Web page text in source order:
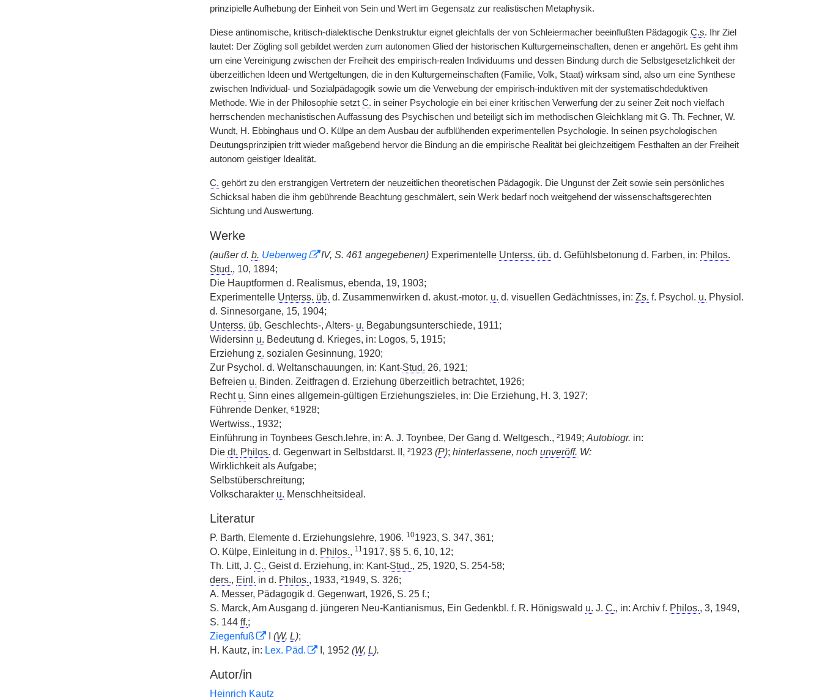
prinzipielle Aufhebung der Einheit von Sein und Wert im Gegensatz zur realistischen Metaphysik.
Diese antinomische, kritisch-dialektische Denkstruktur eignet gleichfalls der von Schleiermacher beeinflußten Pädagogik C.s. Ihr Ziel
lautet: Der Zögling soll gebildet werden zum autonomen Glied der historischen Kulturgemeinschaften, denen er angehört. Es geht ihm
um eine Vereinigung zwischen der Freiheit des empirisch-realen Individuums und dessen Bindung durch die Selbstgesetzlichkeit der
überzeitlichen Ideen und Wertgeltungen, die in den Kulturgemeinschaften (Familie, Volk, Staat) wirksam sind, also um eine Synthese
zwischen Individual- und Sozialpädagogik sowie um die Verwebung der empirisch-induktiven mit der systematischdeduktiven
Methode. Wie in der Philosophie setzt C. in seiner Psychologie ein bei einer kritischen Verwerfung der zu seiner Zeit noch vielfach
herrschenden mechanistischen Auffassung des Psychischen und beteiligt sich im methodischen Gleichklang mit G. Th. Fechner, W.
Wundt, H. Ebbinghaus und O. Külpe an dem Ausbau der aufblühenden experimentellen Psychologie. In seinen psychologischen
Deutungsprinzipien tritt wieder maßgebend hervor die Bindung an die empirische Realität bei gleichzeitigem Festhalten an der Freiheit
autonom geistiger Idealität.
C. gehört zu den erstrangigen Vertretern der neuzeitlichen theoretischen Pädagogik. Die Ungunst der Zeit sowie sein persönliches
Schicksal haben die ihm gebührende Beachtung geschmälert, sein Werk bedarf noch weitgehend der wissenschaftsgerechten
Sichtung und Auswertung.
Werke
(außer d. b. Ueberweg IV, S. 461 angegebenen)Experimentelle Unterss. üb. d. Gefühlsbetonung d. Farben, in: Philos.
Stud., 10, 1894;
Die Hauptformen d. Realismus, ebenda, 19, 1903;
Experimentelle Unterss. üb. d. Zusammenwirken d. akust.-motor. u. d. visuellen Gedächtnisses, in: Zs. f. Psychol. u. Physiol.
d. Sinnesorgane, 15, 1904;
Unterss. üb. Geschlechts-, Alters- u. Begabungsunterschiede, 1911;
Widersinn u. Bedeutung d. Krieges, in: Logos, 5, 1915;
Erziehung z. sozialen Gesinnung, 1920;
Zur Psychol. d. Weltanschauungen, in: Kant-Stud. 26, 1921;
Befreien u. Binden. Zeitfragen d. Erziehung überzeitlich betrachtet, 1926;
Recht u. Sinn eines allgemein-gültigen Erziehungszieles, in: Die Erziehung, H. 3, 1927;
Führende Denker, ⁵1928;
Wertwiss., 1932;
Einführung in Toynbees Gesch.lehre, in: A. J. Toynbee, Der Gang d. Weltgesch., ²1949; Autobiogr. in:
Die dt. Philos. d. Gegenwart in Selbstdarst. II, ²1923 (P); hinterlassene, noch unveröff. W:
Wirklichkeit als Aufgabe;
Selbstüberschreitung;
Volkscharakter u. Menschheitsideal.
Literatur
P. Barth, Elemente d. Erziehungslehre, 1906. 101923, S. 347, 361;
O. Külpe, Einleitung in d. Philos., 111917, §§ 5, 6, 10, 12;
Th. Litt, J. C., Geist d. Erziehung, in: Kant-Stud., 25, 1920, S. 254-58;
ders., Einl. in d. Philos., 1933, ²1949, S. 326;
A. Messer, Pädagogik d. Gegenwart, 1926, S. 25 f.;
S. Marck, Am Ausgang d. jüngeren Neu-Kantianismus, Ein Gedenkbl. f. R. Hönigswald u. J. C., in: Archiv f. Philos., 3, 1949,
S. 144 ff.;
Ziegenfuß
I (W, L);
H. Kautz, in: Lex. Päd. I, 1952 (W, L).
Autor/in
Heinrich Kautz